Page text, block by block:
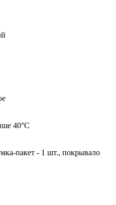
40°С
пакет - 1 шт., покрывало